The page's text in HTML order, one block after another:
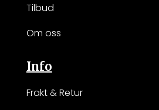
Tilbud
Om oss
Info
Frakt & Retur